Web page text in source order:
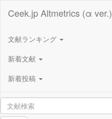
Ceek.jp Altmetrics (α ver.)
文献ランキング
新着文献
新着投稿